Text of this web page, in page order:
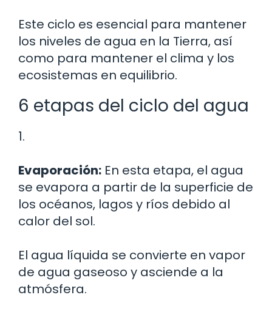
Este ciclo es esencial para mantener
los niveles de agua en la Tierra, así
como para mantener el clima y los
ecosistemas en equilibrio.
6 etapas del ciclo del agua
1.
Evaporación: En esta etapa, el agua
se evapora a partir de la superficie de
los océanos, lagos y ríos debido al
calor del sol.
El agua líquida se convierte en vapor
de agua gaseoso y asciende a la
atmósfera.